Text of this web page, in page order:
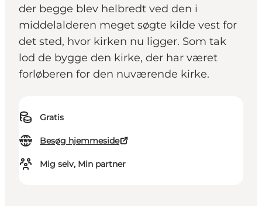
der begge blev helbredt ved den i
middelalderen meget søgte kilde vest for
det sted, hvor kirken nu ligger. Som tak
lod de bygge den kirke, der har været
forløberen for den nuværende kirke.
Gratis
Besøg hjemmeside
Mig selv, Min partner